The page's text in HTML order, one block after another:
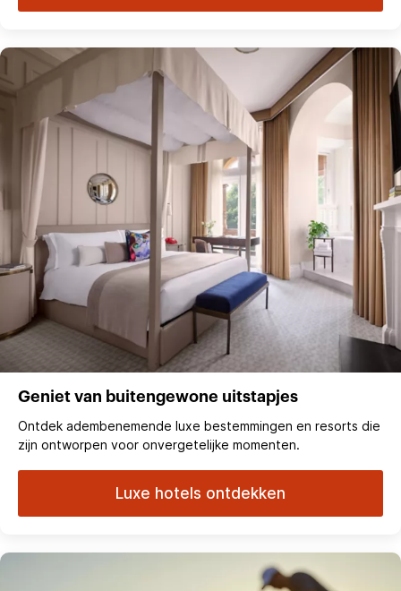
Geniet van buitengewone uitstapjes
Ontdek adembenemende luxe bestemmingen en resorts die
zijn ontworpen voor onvergetelijke momenten.
Luxe hotels ontdekken